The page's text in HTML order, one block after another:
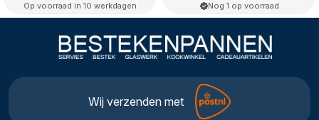
Op voorraad in 10 werkdagen Nog 1 op voorraad
Wij verzenden met